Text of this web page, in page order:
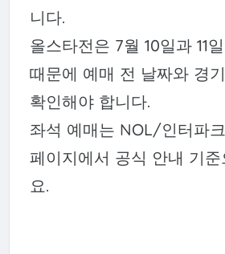
니다.
올스타전은 7월 10일과 11
때문에 예매 전 날짜와 경
확인해야 합니다.
좌석 예매는 NOL/인터파
페이지에서 공식 안내 기준
요.